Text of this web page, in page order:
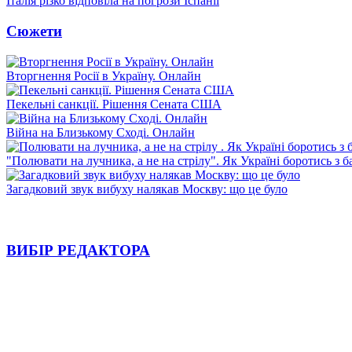
Сюжети
Вторгнення Росії в Україну. Онлайн
Пекельні санкції. Рішення Сената США
Війна на Близькому Сході. Онлайн
"Полювати на лучника, а не на стрілу". Як Україні боротись з
Загадковий звук вибуху налякав Москву: що це було
ВИБІР РЕДАКТОРА